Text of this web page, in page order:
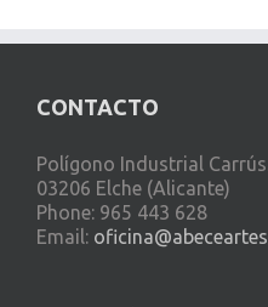
CONTACTO
Polígono Industrial
03206 Elche (Alicante)
Phone: 965 443 628
Email: